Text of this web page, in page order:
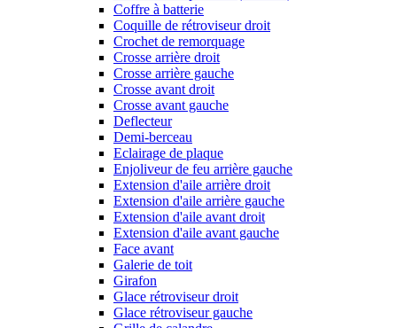
Coffre à batterie
Coquille de rétroviseur droit
Crochet de remorquage
Crosse arrière droit
Crosse arrière gauche
Crosse avant droit
Crosse avant gauche
Deflecteur
Demi-berceau
Eclairage de plaque
Enjoliveur de feu arrière gauche
Extension d'aile arrière droit
Extension d'aile arrière gauche
Extension d'aile avant droit
Extension d'aile avant gauche
Face avant
Galerie de toit
Girafon
Glace rétroviseur droit
Glace rétroviseur gauche